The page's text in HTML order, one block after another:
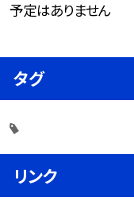
予定はありません
タグ
リンク